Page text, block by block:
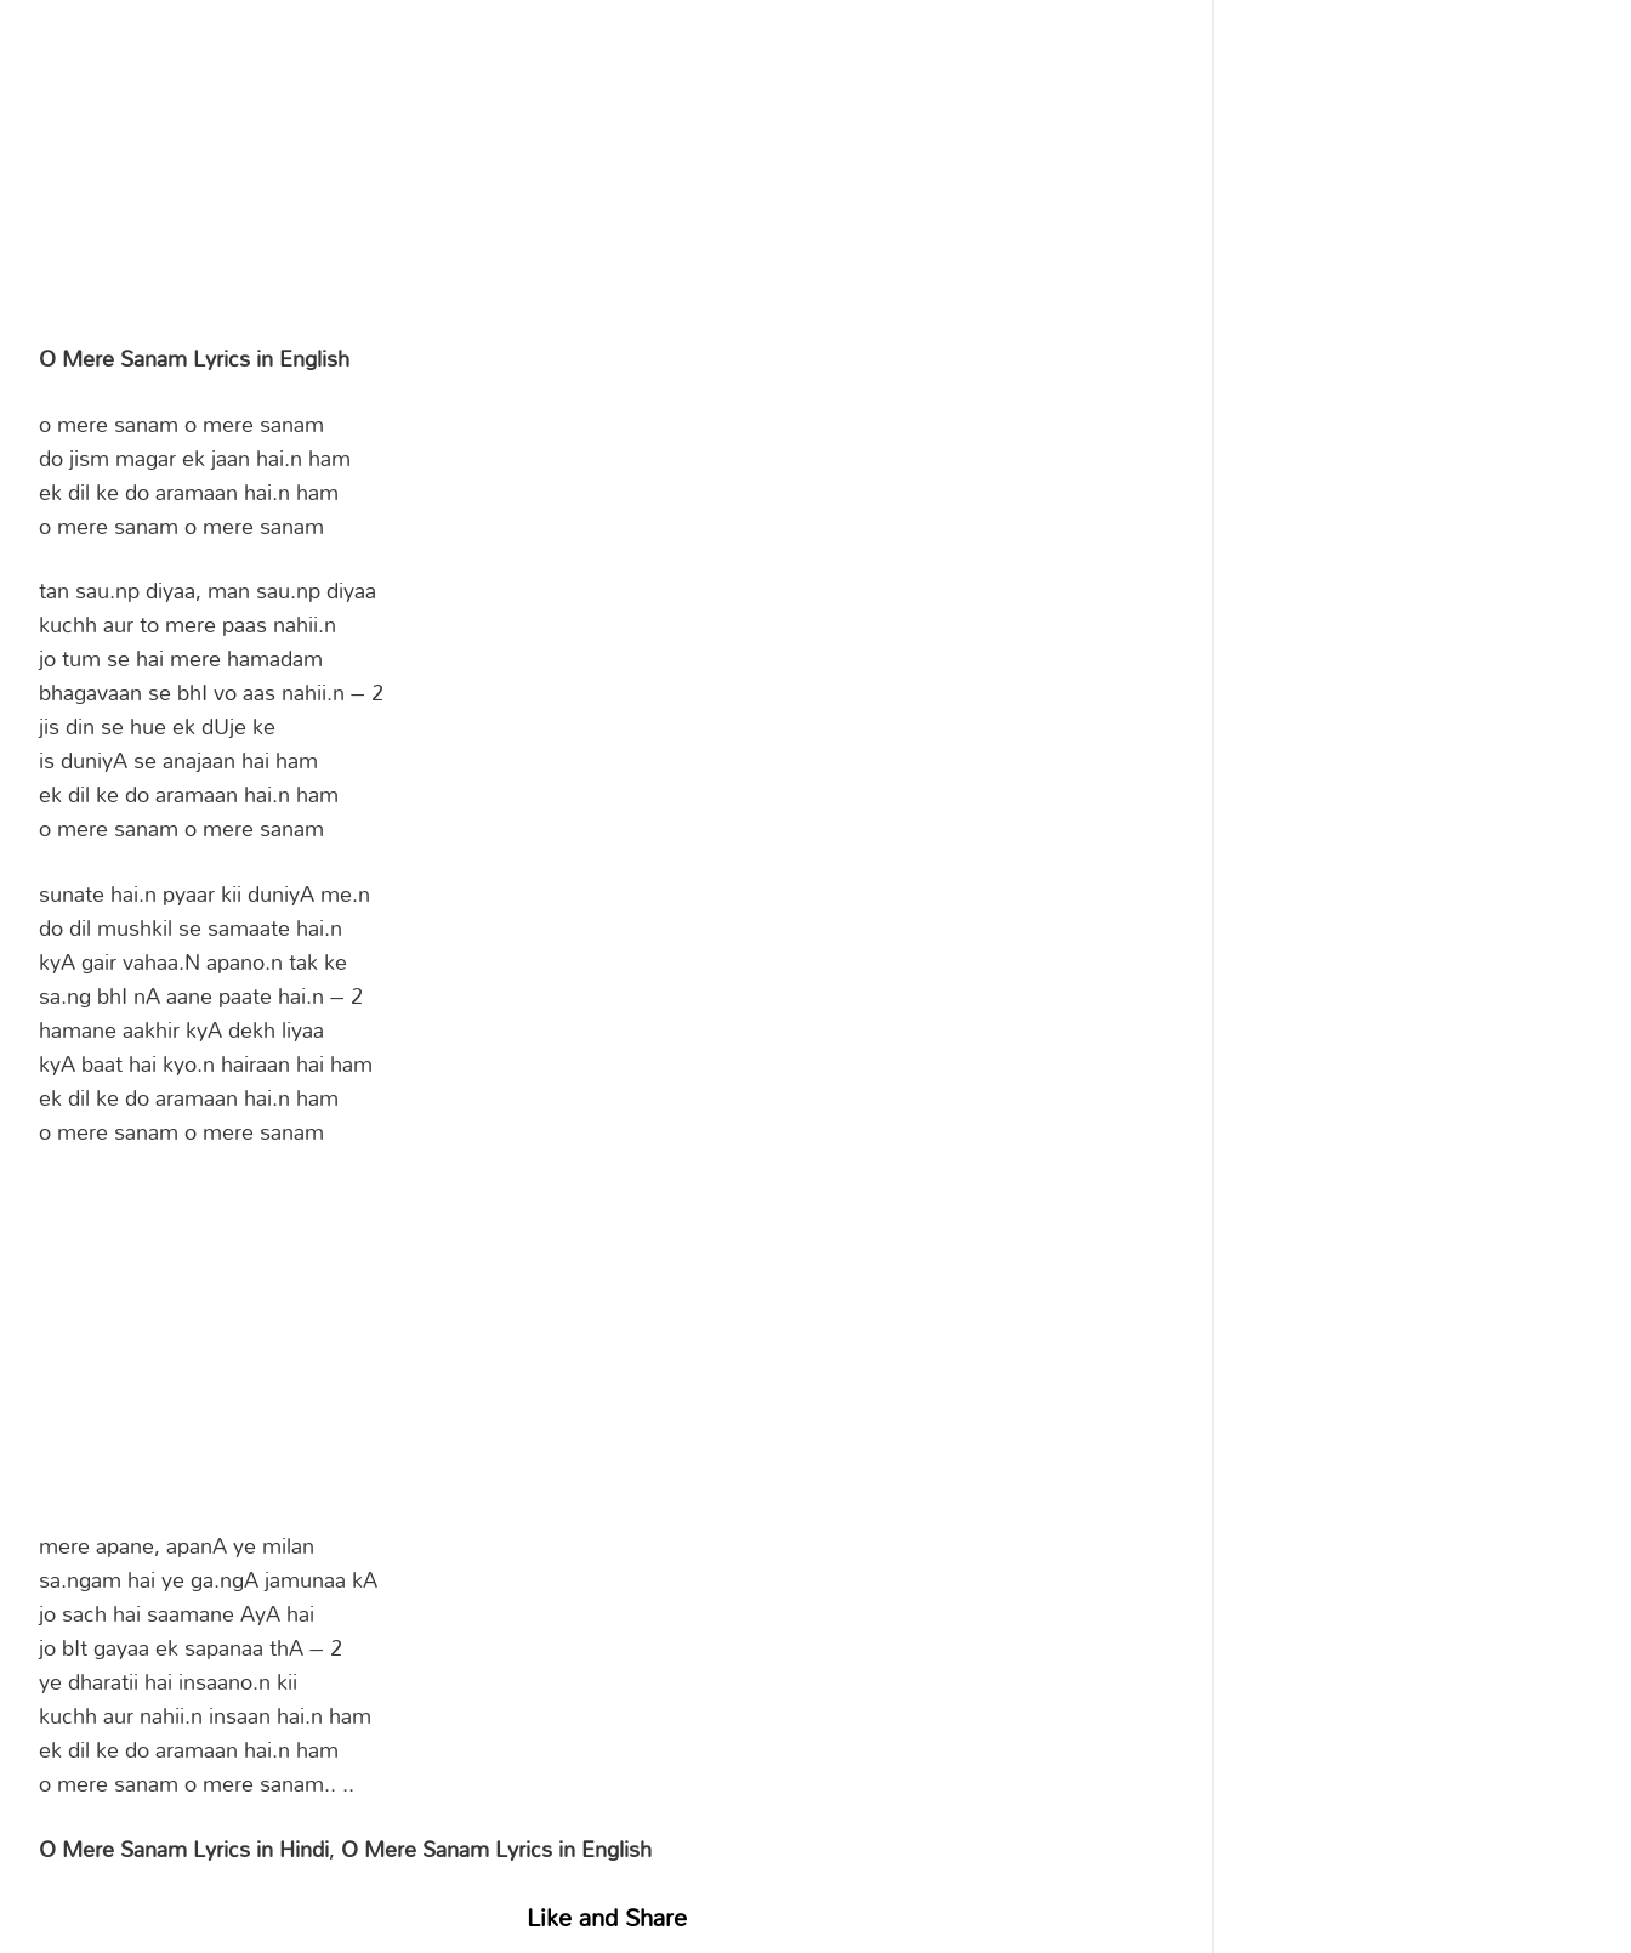
O Mere Sanam Lyrics in English
o mere sanam o mere sanam
do jism magar ek jaan hai.n ham
ek dil ke do aramaan hai.n ham
o mere sanam o mere sanam
tan sau.np diyaa, man sau.np diyaa
kuchh aur to mere paas nahii.n
jo tum se hai mere hamadam
bhagavaan se bhI vo aas nahii.n – 2
jis din se hue ek dUje ke
is duniyA se anajaan hai ham
ek dil ke do aramaan hai.n ham
o mere sanam o mere sanam
sunate hai.n pyaar kii duniyA me.n
do dil mushkil se samaate hai.n
kyA gair vahaa.N apano.n tak ke
sa.ng bhI nA aane paate hai.n – 2
hamane aakhir kyA dekh liyaa
kyA baat hai kyo.n hairaan hai ham
ek dil ke do aramaan hai.n ham
o mere sanam o mere sanam
mere apane, apanA ye milan
sa.ngam hai ye ga.ngA jamunaa kA
jo sach hai saamane AyA hai
jo bIt gayaa ek sapanaa thA – 2
ye dharatii hai insaano.n kii
kuchh aur nahii.n insaan hai.n ham
ek dil ke do aramaan hai.n ham
o mere sanam o mere sanam.. ..
O Mere Sanam Lyrics in Hindi,O Mere Sanam Lyrics in English
Like and Share